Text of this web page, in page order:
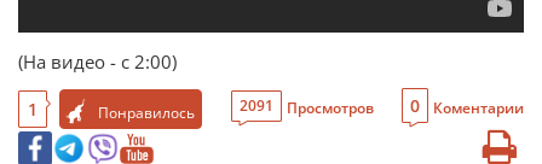
(На видео - с 2:00)
1 Понравилось 2091 Просмотров 0 Коментарии